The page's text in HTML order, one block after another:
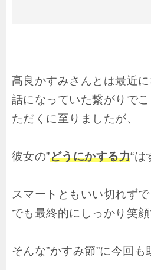
髙良かすみさんとは最近
話になっていた繋がりで
ただくに至りましたが、
彼女の”どうにかする力“は
スマートともいい切れずで
でも最終的にしっかり笑顔
そんな”かすみ節”に今回も